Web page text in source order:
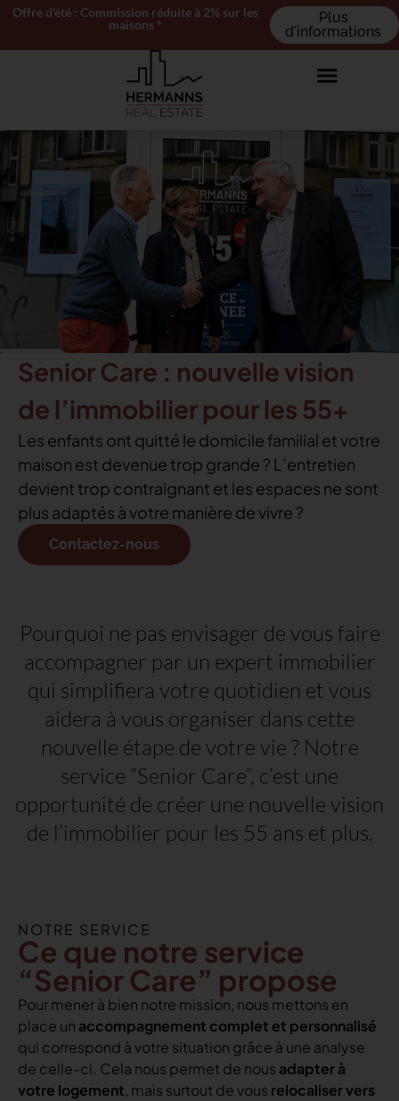
Offre d'été : Commission réduite à 2% sur les
maisons *
Plus
d'informations
Senior Care : nouvelle vision
de l’immobilier pour les 55+
Les enfants ont quitté le domicile familial et votre
maison est devenue trop grande ? L’entretien
devient trop contraignant et les espaces ne sont
plus adaptés à votre manière de vivre ?
Contactez-nous
Pourquoi ne pas envisager de vous faire
accompagner par un expert immobilier
qui simplifiera votre quotidien et vous
aidera à vous organiser dans cette
nouvelle étape de votre vie ? Notre
service “Senior Care”, c’est une
opportunité de créer une nouvelle vision
de l’immobilier pour les 55 ans et plus.
NOTRE SERVICE
Ce que notre service
“Senior Care” propose
Pour mener à bien notre mission, nous mettons en
place un accompagnement complet et personnalisé
qui correspond à votre situation grâce à une analyse
de celle-ci. Cela nous permet de nous adapter à
votre logement, mais surtout de vous relocaliser vers